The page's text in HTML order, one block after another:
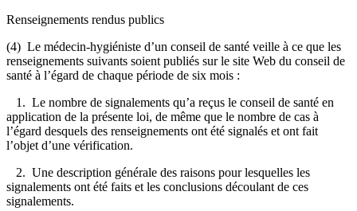
Renseignements rendus publics
(4) Le médecin-hygiéniste d’un conseil de santé veille à ce que les
renseignements suivants soient publiés sur le site Web du conseil de
santé à l’égard de chaque période de six mois :
1. Le nombre de signalements qu’a reçus le conseil de santé en
application de la présente loi, de même que le nombre de cas à
l’égard desquels des renseignements ont été signalés et ont fait
l’objet d’une vérification.
2. Une description générale des raisons pour lesquelles les
signalements ont été faits et les conclusions découlant de ces
signalements.